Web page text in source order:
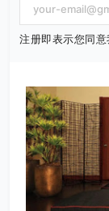
注册即表示您同